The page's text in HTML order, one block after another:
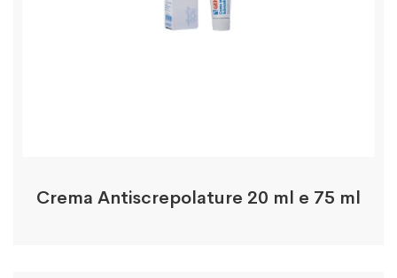
Crema Antiscrepolature 20 ml e 75 ml